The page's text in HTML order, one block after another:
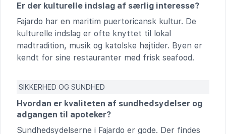
Er der kulturelle indslag af særlig interesse?
Fajardo har en maritim puertoricansk kultur. De
kulturelle indslag er ofte knyttet til lokal
madtradition, musik og katolske højtider. Byen er
kendt for sine restauranter med frisk seafood.
SIKKERHED OG SUNDHED
Hvordan er kvaliteten af sundhedsydelser og
adgangen til apoteker?
Sundhedsydelserne i Fajardo er gode. Der findes